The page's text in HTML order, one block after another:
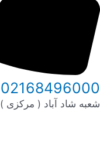
02168496000
شعبه شاد آباد ( مرکزی )